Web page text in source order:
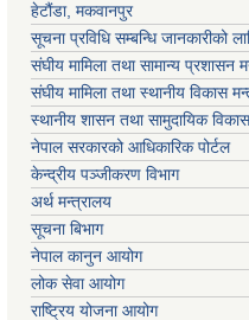
हेटौंडा, मकवानपुर
सूचना प्रविधि सम्बन्धि जानकारीको
संघीय मामिला तथा सामान्य प्रशासन
संघीय मामिला तथा स्थानीय विकास
स्थानीय शासन तथा सामुदायिक
नेपाल सरकारको आधिकारिक पोर्टल
केन्द्रीय पञ्जीकरण विभाग
अर्थ मन्त्रालय
सूचना बिभाग
नेपाल कानुन आयोग
लोक सेवा आयोग
राष्ट्रिय योजना आयोग